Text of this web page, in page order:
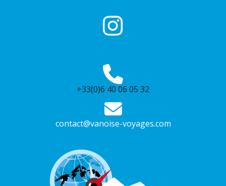
+33(0)6 40 06 05 32
contact@vanoise-voyages.com